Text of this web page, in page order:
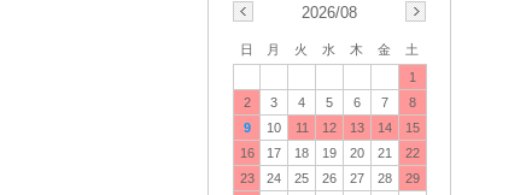
2026/08
日 月 火 水 木 金
土
1
2
3 4 5 6 7
8
9
10 11 12 13 14
15
16
17 18 19 20 21
22
23
24 25 26 27 28
29